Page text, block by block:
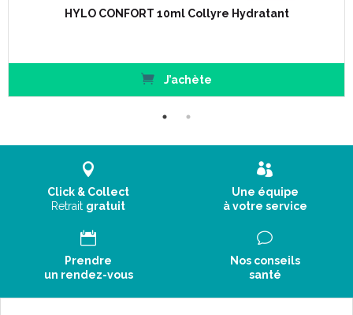
HYLO CONFORT 10ml Collyre Hydratant
J’achète
Click & Collect
Retrait gratuit
Une équipe
à votre service
Prendre
un rendez-vous
Nos conseils
santé